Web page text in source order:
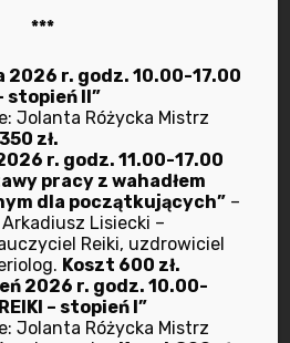
lub wątpliwości?
się z nami!
***
2026 r. godz. 10.00-17.00
stopień II”
Jolanta Różycka Mistrz
zł.
r. godz. 11.00-17.00
pracy z wahadłem
dla początkujących” –
Lisiecki –
Reiki, uzdrowiciel
Koszt 600 zł.
2026 r. godz. 10.00-
– stopień I”
Jolanta Różycka Mistrz